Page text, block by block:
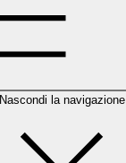
Nascondi la navigazione